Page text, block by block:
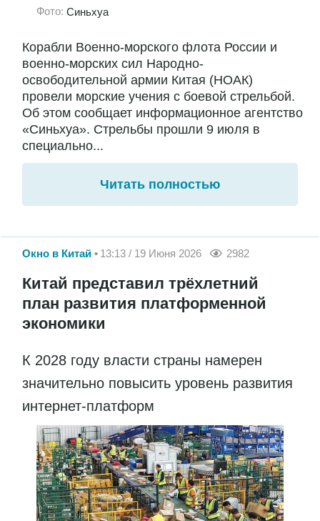
Фото: Синьхуа
Корабли Военно-морского флота России и
военно-морских сил Народно-
освободительной армии Китая (НОАК)
провели морские учения с боевой стрельбой.
Об этом сообщает информационное агентство
«Синьхуа». Стрельбы прошли 9 июля в
специально...
Читать полностью
Окно в Китай 13:13 / 19 Июня 2026 2982
Китай представил трёхлетний
план развития платформенной
экономики
К 2028 году власти страны намерен
значительно повысить уровень развития
интернет-платформ